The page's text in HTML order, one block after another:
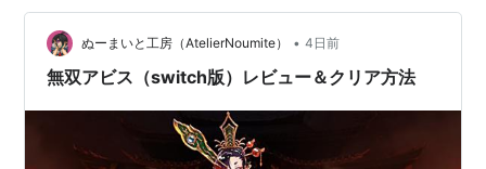
ぬーまいと工房（AtelierNoumite） • 4日前
無双アビス（switch版）レビュー＆クリア方法